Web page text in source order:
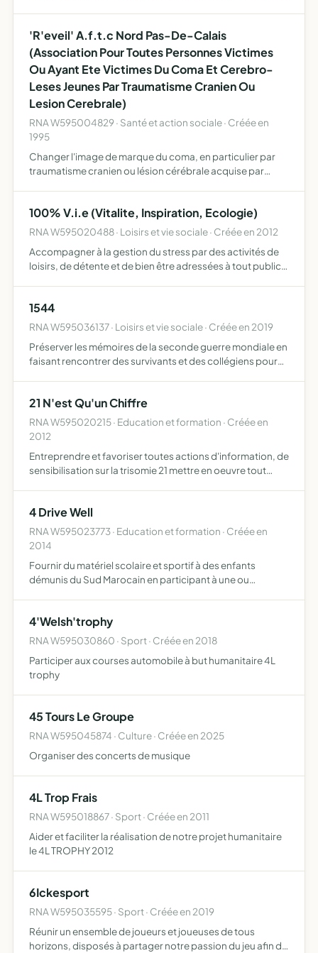
'R'eveil' A.f.t.c Nord Pas-De-Calais
(Association Pour Toutes Personnes Victimes
Ou Ayant Ete Victimes Du Coma Et Cerebro-
Leses Jeunes Par Traumatisme Cranien Ou
Lesion Cerebrale)
RNA W595004829 · Santé et action sociale · Créée en
1995
Changer l'image de marque du coma, en particulier par
traumatisme cranien ou lésion cérébrale acquise par
abandon…
100% V.i.e (Vitalite, Inspiration, Ecologie)
RNA W595020488 · Loisirs et vie sociale · Créée en 2012
Accompagner à la gestion du stress par des activités de
loisirs, de détente et de bien être adressées à tout public
1544
RNA W595036137 · Loisirs et vie sociale · Créée en 2019
Préserver les mémoires de la seconde guerre mondiale en
faisant rencontrer des survivants et des collégiens pour
21 N'est Qu'un Chiffre
RNA W595020215 · Education et formation · Créée en
2012
Entreprendre et favoriser toutes actions d'information, de
sensibilisation sur la trisomie 21 mettre en oeuvre tout
4 Drive Well
RNA W595023773 · Education et formation · Créée en
2014
Fournir du matériel scolaire et sportif à des enfants
démunis du Sud Marocain en participant à une ou
4'Welsh'trophy
RNA W595030860 · Sport · Créée en 2018
Participer aux courses automobile à but humanitaire 4L
trophy
45 Tours Le Groupe
RNA W595045874 · Culture · Créée en 2025
Organiser des concerts de musique
4L Trop Frais
RNA W595018867 · Sport · Créée en 2011
Aider et faciliter la réalisation de notre projet humanitaire
le 4L TROPHY 2012
6Ickesport
RNA W595035595 · Sport · Créée en 2019
Réunir un ensemble de joueurs et joueuses de tous
horizons, disposés à partager notre passion du jeu afin de